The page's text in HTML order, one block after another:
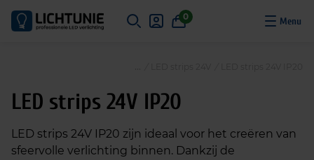
0
LED strips 24V IP20
LED strips 24V IP20 zijn ideaal voor het creëren van
sfeervolle verlichting binnen. Dankzij de